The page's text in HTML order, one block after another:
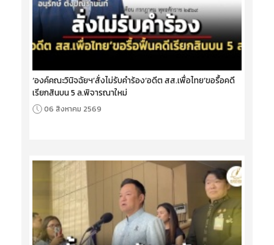
‘องค์คณะวินิจฉัยฯ’สั่งไม่รับคำร้อง‘อดีต สส.เพื่อไทย’ขอรื้อคดี
เรียกสินบน 5 ล.พิจารณาใหม่
06 สิงหาคม 2569